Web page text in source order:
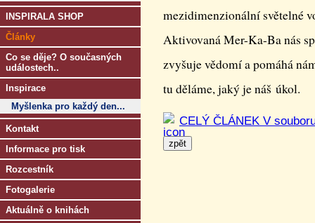
INSPIRALA SHOP
Články
Co se děje? O současných
událostech..
Inspirace
Myšlenka pro každý den...
Kontakt
Informace pro tisk
Rozcestník
Fotogalerie
Aktuálně o knihách
mezidimenzionální světelné
Aktivovaná Mer-Ka-Ba nás
zvyšuje vědomí a pomáhá
tu děláme, jaký je náš úkol.
CELÝ ČLÁNEK V